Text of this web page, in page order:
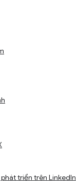
triển trên LinkedIn